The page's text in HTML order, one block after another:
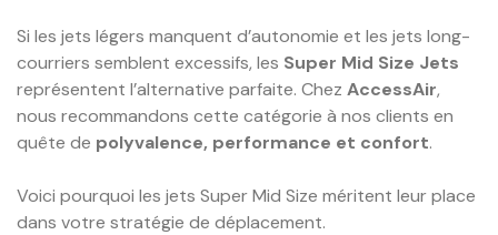
Si les jets légers manquent d’autonomie et les jets long-
courriers semblent excessifs, les Super Mid Size Jets
représentent l’alternative parfaite. Chez AccessAir,
nous recommandons cette catégorie à nos clients en
quête de polyvalence, performance et confort.
Voici pourquoi les jets Super Mid Size méritent leur place
dans votre stratégie de déplacement.